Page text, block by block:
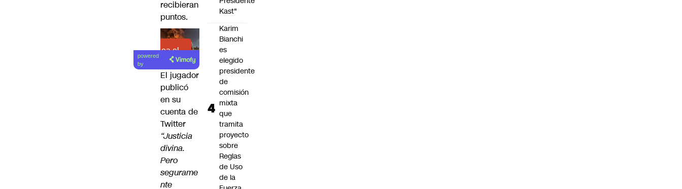
recibieran
puntos.
Lea el
artículo
powered
by
El jugador
publicó
en su
cuenta de
Twitter
“Justicia
divina.
Pero
segurame
nte
Kast"
Karim
Bianchi
es
elegido
presidente
de
comisión
mixta
que
tramita
proyecto
sobre
Reglas
de Uso
de la